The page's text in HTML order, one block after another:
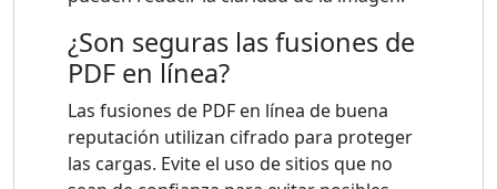
¿Son seguras las fusiones de
PDF en línea?
Las fusiones de PDF en línea de buena
reputación utilizan cifrado para proteger
las cargas. Evite el uso de sitios que no